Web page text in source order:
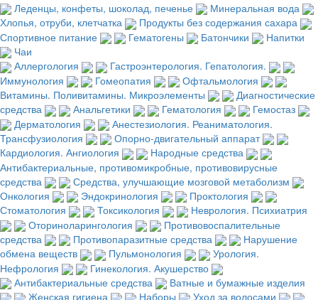
Леденцы, конфеты, шоколад, печенье
Минеральная вода
Хлопья, отруби, клетчатка
Продукты без содержания сахара
Спортивное питание
Гематогены Батончики
Напитки
Чаи
Аллергология
Гастроэнтерология. Гепатология.
Иммунология
Гомеопатия
Офтальмология
Витамины. Поливитамины. Микроэлементы
Диагностические
средства
Анальгетики Гематология
Гемостаз
Дерматология
Анестезиология. Реаниматология.
Трансфузиология
Опорно-двигательный аппарат
Кардиология. Ангиология
Народные средства
Антибактериальные, противомикробные, противовирусные
средства
Средства, улучшающие мозговой метаболизм
Онкология
Эндокринология
Проктология
Стоматология
Токсикология
Неврология. Психиатрия
Оториноларингология
Противовоспалительные
средства
Противопаразитные средства
Нарушение
обмена веществ
Пульмонология
Урология.
Нефрология
Гинекология. Акушерство
Антибактериальные средства
Ватные и бумажные изделия
Женская гигиена
Наборы
Уход за волосами